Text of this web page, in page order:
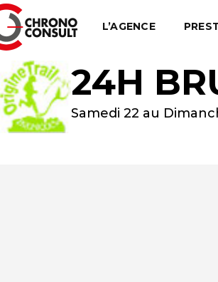
L’AGENCE
24H
Samedi 22 au